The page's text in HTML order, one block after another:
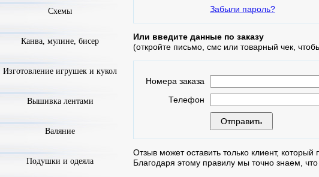
Забыли пароль?
Или введите данные по заказу
(откройте письмо, смс или товарный чек,
Номера заказа
Телефон
Отзыв может оставить только клиент,
Благодаря этому правилу мы точно знаем,
Схемы
Канва, мулине, бисер
Изготовление игрушек и кукол
Вышивка лентами
Валяние
Подушки и одеяла